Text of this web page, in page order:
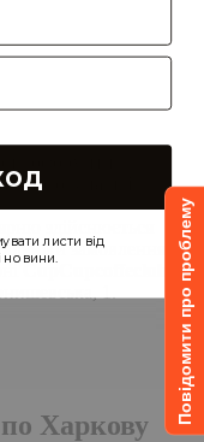
Повідомити про проблему
оформити
його в нашій
замовлення;
за
Харкову
листи від
новини.